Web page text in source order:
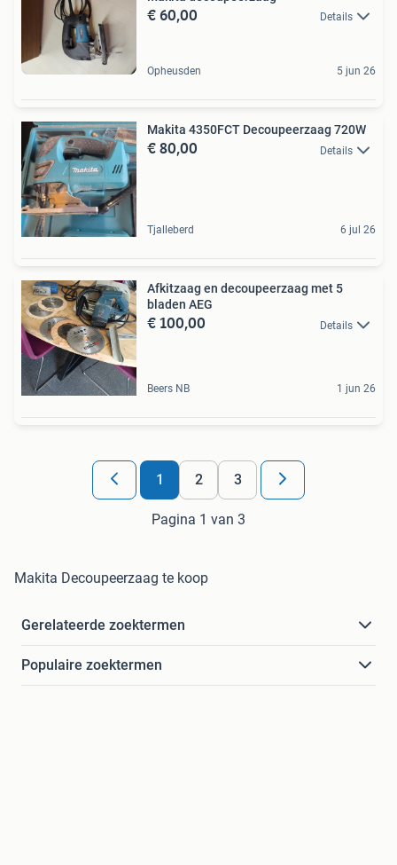
€ 60,00 Details
Opheusden 5 jun 26
Makita 4350FCT Decoupeerzaag 720W
€ 80,00 Details
Tjalleberd 6 jul 26
Afkitzaag en decoupeerzaag met 5
bladen AEG
€ 100,00 Details
Beers NB 1 jun 26
1 2 3
Pagina 1 van 3
Makita Decoupeerzaag te koop
Gerelateerde zoektermen
Populaire zoektermen